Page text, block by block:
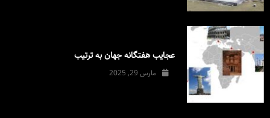
عجایب هفتگانه جهان به ترتیب
مارس 29, 2025